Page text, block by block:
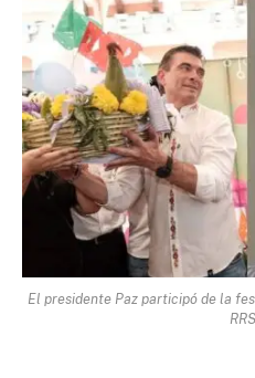
El presidente Paz participó de la